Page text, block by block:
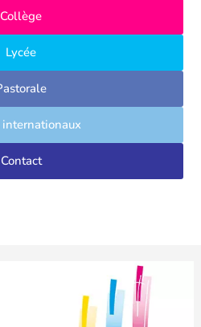
Collège
Lycée
internationaux
Contact